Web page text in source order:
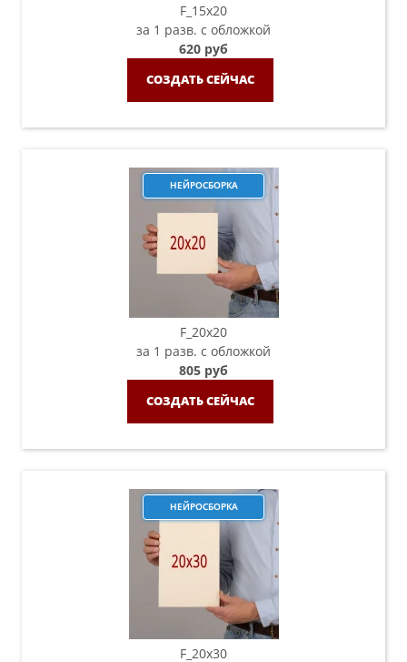
F_15х20
за 1 разв. с обложкой
620 руб
СОЗДАТЬ СЕЙЧАС
НЕЙРОСБОРКА
F_20х20
за 1 разв. с обложкой
805 руб
СОЗДАТЬ СЕЙЧАС
НЕЙРОСБОРКА
F_20х30